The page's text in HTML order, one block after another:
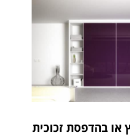
או בהדפסת זכוכית